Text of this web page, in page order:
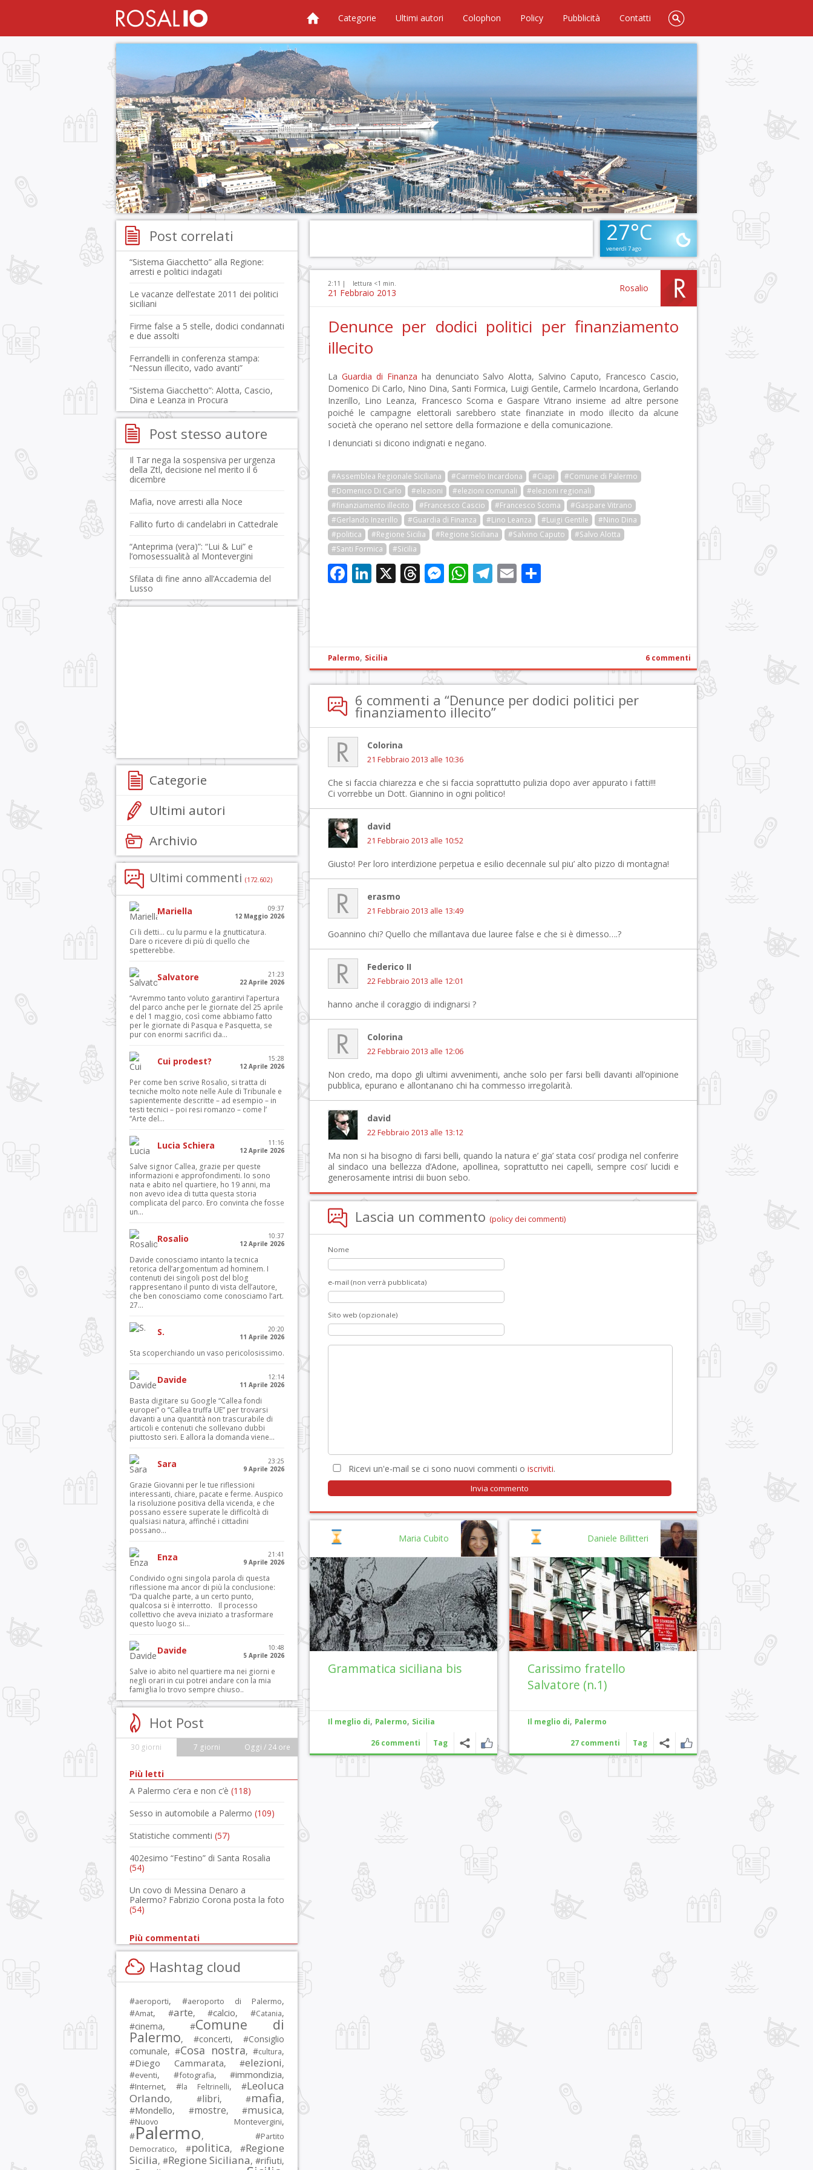
Categorie Ultimi autori Colophon Policy Pubblicità Contatti
27°C
venerdì 7 ago
2:11 | lettura <1 min.
21 Febbraio 2013 Rosalio
Denunce per dodici politici per finanziamento
illecito
La Guardia di Finanza ha denunciato Salvo Alotta, Salvino Caputo, Francesco Cascio,
Domenico Di Carlo, Nino Dina, Santi Formica, Luigi Gentile, Carmelo Incardona, Gerlando
Inzerillo, Lino Leanza, Francesco Scoma e Gaspare Vitrano insieme ad altre persone
poiché le campagne elettorali sarebbero state finanziate in modo illecito da alcune
società che operano nel settore della formazione e della comunicazione.
I denunciati si dicono indignati e negano.
#Assemblea Regionale Siciliana #Carmelo Incardona #Ciapi
#Comune di Palermo
#Domenico Di Carlo
#elezioni #elezioni comunali
#elezioni regionali
#finanziamento illecito
#Francesco Cascio #Francesco Scoma
#Gaspare Vitrano
#Gerlando Inzerillo
#Guardia di Finanza #Lino Leanza #Luigi Gentile
#Nino Dina
#politica
#Regione Sicilia #Regione Siciliana #Salvino Caputo
#Salvo Alotta
#Santi Formica
#Sicilia
Facebook
LinkedIn
X Threads
Messenger
WhatsApp
Telegram
Email
Palermo, Sicilia 6 commenti
6 commenti a “Denunce per dodici politici per
finanziamento illecito”
Colorina
21 Febbraio 2013 alle 10:36
Che si faccia chiarezza e che si faccia soprattutto pulizia dopo aver appurato i fatti!!!
Ci vorrebbe un Dott. Giannino in ogni politico!
david
21 Febbraio 2013 alle 10:52
Giusto! Per loro interdizione perpetua e esilio decennale sul piu’ alto pizzo di montagna!
erasmo
21 Febbraio 2013 alle 13:49
Goannino chi? Quello che millantava due lauree false e che si è dimesso….?
Federico II
22 Febbraio 2013 alle 12:01
hanno anche il coraggio di indignarsi ?
Colorina
22 Febbraio 2013 alle 12:06
Non credo, ma dopo gli ultimi avvenimenti, anche solo per farsi belli davanti all’opinione
pubblica, epurano e allontanano chi ha commesso irregolarità.
david
22 Febbraio 2013 alle 13:12
Ma non si ha bisogno di farsi belli, quando la natura e’ gia’ stata cosi’ prodiga nel conferire
al sindaco una bellezza d’Adone, apollinea, soprattutto nei capelli, sempre cosi’ lucidi e
generosamente intrisi dii buon sebo.
Lascia un commento (policy dei commenti)
Nome
e-mail (non verrà pubblicata)
Sito web (opzionale)
Ricevi un'e-mail se ci sono nuovi commenti o iscriviti.
Daniele Billitteri
Carissimo fratello
Salvatore (n.1)
Il meglio di, Palermo
27 commenti Tag
Maria Cubito
Grammatica siciliana bis
Il meglio di, Palermo, Sicilia
26 commenti Tag
Post correlati
“Sistema Giacchetto” alla Regione:
arresti e politici indagati
Le vacanze dell’estate 2011 dei politici
siciliani
Firme false a 5 stelle, dodici condannati
e due assolti
Ferrandelli in conferenza stampa:
“Nessun illecito, vado avanti”
“Sistema Giacchetto”: Alotta, Cascio,
Dina e Leanza in Procura
Post stesso autore
Il Tar nega la sospensiva per urgenza
della Ztl, decisione nel merito il 6
dicembre
Mafia, nove arresti alla Noce
Fallito furto di candelabri in Cattedrale
“Anteprima (vera)”: “Lui & Lui” e
l’omosessualità al Montevergini
Sfilata di fine anno all’Accademia del
Lusso
Categorie
Ultimi autori
Archivio
Ultimi commenti (172.602)
Mariella
09:37
12 Maggio 2026
Ci li detti… cu lu parmu e la gnutticatura.
Dare o ricevere di più di quello che
spetterebbe.
Salvatore
21:23
22 Aprile 2026
“Avremmo tanto voluto garantirvi l’apertura
del parco anche per le giornate del 25 aprile
e del 1 maggio, così come abbiamo fatto
per le giornate di Pasqua e Pasquetta, se
pur con enormi sacrifici da...
Cui prodest?
15:28
12 Aprile 2026
Per come ben scrive Rosalio, si tratta di
tecniche molto note nelle Aule di Tribunale e
sapientemente descritte – ad esempio – in
testi tecnici – poi resi romanzo – come l’
“Arte del...
Lucia Schiera
11:16
12 Aprile 2026
Salve signor Callea, grazie per queste
informazioni e approfondimenti. Io sono
nata e abito nel quartiere, ho 19 anni, ma
non avevo idea di tutta questa storia
complicata del parco. Ero convinta che fosse
un...
Rosalio
10:37
12 Aprile 2026
Davide conosciamo intanto la tecnica
retorica dell’argomentum ad hominem. I
contenuti dei singoli post del blog
rappresentano il punto di vista dell’autore,
che ben conosciamo come conosciamo l’art.
27...
S.
20:20
11 Aprile 2026
Sta scoperchiando un vaso pericolosissimo.
Davide
12:14
11 Aprile 2026
Basta digitare su Google “Callea fondi
europei” o “Callea truffa UE” per trovarsi
davanti a una quantità non trascurabile di
articoli e contenuti che sollevano dubbi
piuttosto seri. E allora la domanda viene...
Sara
23:25
9 Aprile 2026
Grazie Giovanni per le tue riflessioni
interessanti, chiare, pacate e ferme. Auspico
la risoluzione positiva della vicenda, e che
possano essere superate le difficoltà di
qualsiasi natura, affinché i cittadini
possano...
Enza
21:41
9 Aprile 2026
Condivido ogni singola parola di questa
riflessione ma ancor di più la conclusione:
“Da qualche parte, a un certo punto,
qualcosa si è interrotto. Il processo
collettivo che aveva iniziato a trasformare
questo luogo si...
Davide
10:48
5 Aprile 2026
Salve io abito nel quartiere ma nei giorni e
negli orari in cui potrei andare con la mia
famiglia lo trovo sempre chiuso..
Hot Post
30 giorni 7 giorni Oggi / 24 ore
Più letti
A Palermo c’era e non c’è (118)
Sesso in automobile a Palermo (109)
Statistiche commenti (57)
402esimo “Festino” di Santa Rosalia
(54)
Un covo di Messina Denaro a
Palermo? Fabrizio Corona posta la foto
(54)
Più commentati
Hashtag cloud
#aeroporti, #aeroporto di Palermo,
#Amat, #arte, #calcio, #Catania,
#cinema, #Comune di
Palermo, #concerti, #Consiglio
comunale, #Cosa nostra, #cultura,
#Diego Cammarata, #elezioni,
#eventi, #fotografia, #immondizia,
#Internet, #la Feltrinelli, #Leoluca
Orlando, #libri, #mafia,
#Mondello, #mostre, #musica,
#Nuovo Montevergini,
#Palermo, #Partito
Democratico, #politica, #Regione
Sicilia, #Regione Siciliana, #rifiuti,